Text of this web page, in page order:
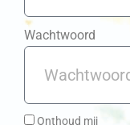
Wachtwoord
Onthoud mij